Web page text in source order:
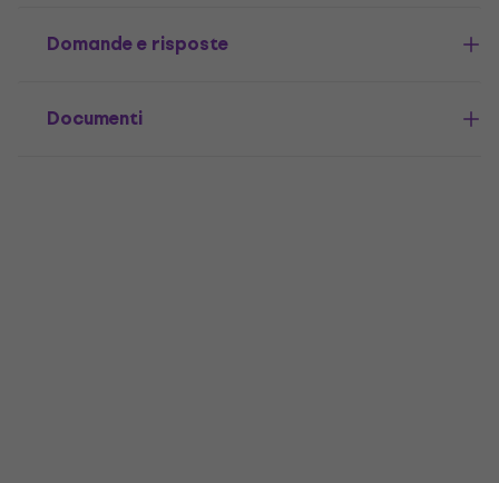
Domande e risposte
Documenti